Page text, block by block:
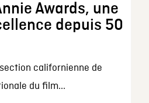
Awards, une
depuis 50
californienne de
du film...